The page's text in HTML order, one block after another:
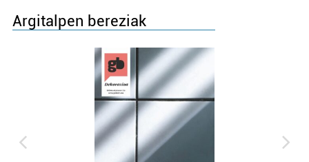
Argitalpen bereziak